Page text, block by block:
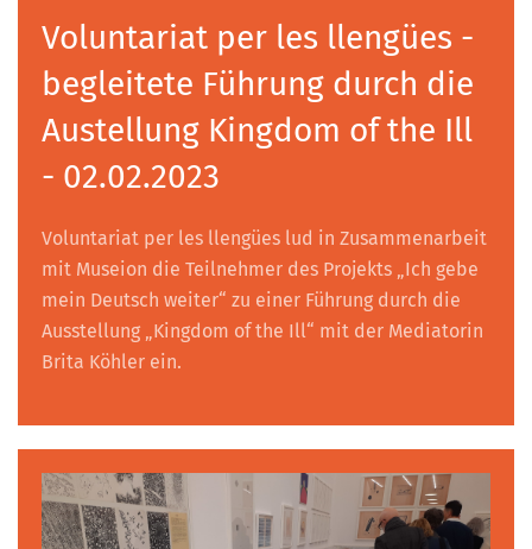
Voluntariat per les llengües -
begleitete Führung durch die
Austellung Kingdom of the Ill
- 02.02.2023
Voluntariat per les llengües lud in Zusammenarbeit
mit Museion die Teilnehmer des Projekts „Ich gebe
mein Deutsch weiter“ zu einer Führung durch die
Ausstellung „Kingdom of the Ill“ mit der Mediatorin
Brita Köhler ein.